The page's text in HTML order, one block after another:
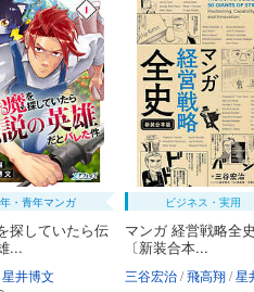
・青年マンガ
探していたら伝
...
星井博文
ビジネス・実用
マンガ 経営戦略全
〔新装合本...
三谷宏治 飛高翔 星井